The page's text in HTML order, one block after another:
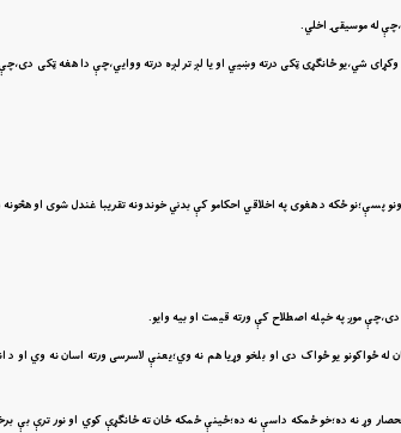
له موسيقۍ اخلي.
شي،يو ځانګړى ټکى درته وښيي او يا لږ تر لږه درته ووايي،چې دا هغه ټکى
پسې؛نو ځکه د هغوى په اخلاقي احکامو کې بدني خوندونه تقريبا غندل شوى او
موږ په خپله اصطلاح کې ورته قيمت او بيه وايو.
ځواکونو يو ځواک دى او بلخو وړيا هم نه وي؛يعنې لاسرسى ورته اسان نه وي او د
وړ نه ده؛خو ځمکه داسې نه ده؛ځينې ځمکه ځان ته ځانګړې کوي او نور ترې بې